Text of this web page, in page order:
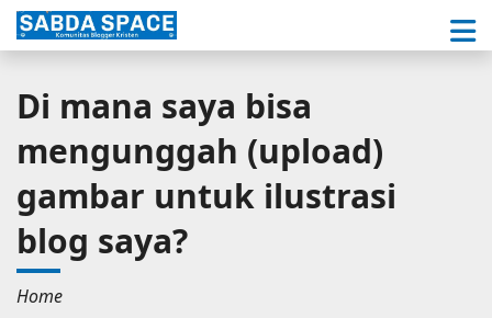
Di mana saya bisa
mengunggah (upload)
gambar untuk ilustrasi
blog saya?
Home